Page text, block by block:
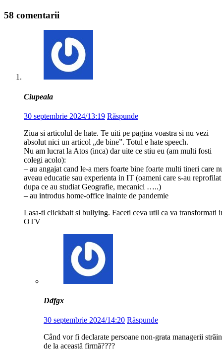
58 comentarii
Ciupeala
30 septembrie 2024/13:19 Răspunde
Ziua si articolul de hate. Te uiti pe pagina voastra si nu vezi
absolut nici un articol „de bine”. Totul e hate speech.
Nu am lucrat la Atos (inca) dar uite ce stiu eu (am multi fosti
colegi acolo):
– au angajat cand le-a mers foarte bine foarte multi tineri care
aveau educatie sau experienta in IT (oameni care s-au reprofilat
dupa ce au studiat Geografie, mecanici …..)
– au introdus home-office inainte de pandemie
Lasa-ti clickbait si bullying. Faceti ceva util ca va transformati
OTV
Ddfgx
30 septembrie 2024/14:20 Răspunde
Când vor fi declarate persoane non-grata managerii
de la această firmă????